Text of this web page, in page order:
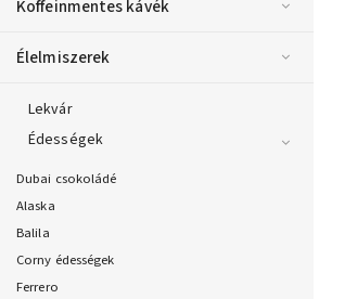
Koffeinmentes kávék
Élelmiszerek
Lekvár
Édességek
Dubai csokoládé
Alaska
Balila
Corny édességek
Ferrero